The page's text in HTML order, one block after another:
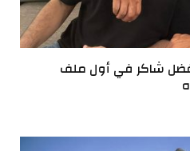
فضل شاكر في أول ملف